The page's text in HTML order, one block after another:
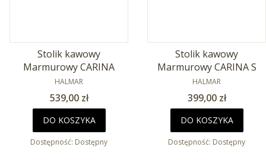
Stolik kawowy
Marmurowy CARINA
PRODUCENT
HALMAR
Cena
539,00 zł
DO KOSZYKA
Dostępność: Dostępny
Stolik kawowy
Marmurowy CARINA S
PRODUCENT
HALMAR
Cena
399,00 zł
DO KOSZYKA
Dostępność: Dostępny